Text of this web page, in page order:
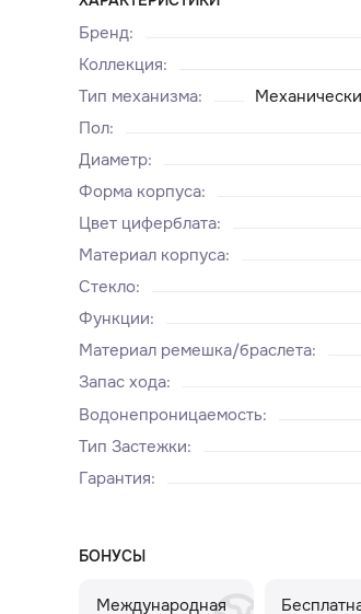
Бренд:
Коллекция:
Тип механизма:
Пол:
Диаметр:
Форма корпуса:
Цвет циферблата:
Материал корпуса:
Стекло:
Функции:
Материал ремешка/браслета:
Запас хода:
Водонепроницаемость:
Тип Застежки:
Гарантия:
БОНУСЫ
Международная